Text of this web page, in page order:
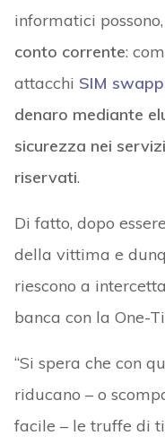
informatici
conto corrente:
attacchi SIM
denaro mediante
sicurezza nei
riservati.
Di fatto, dopo
della vittima e
riescono a
banca con la One-
“Si spera che con
riducano – o
facile – le truffe di